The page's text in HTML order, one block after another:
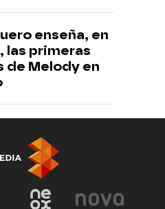
enseña, en
las primeras
de Melody en